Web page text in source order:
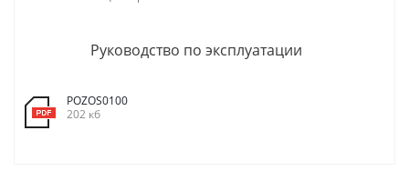
Руководство по эксплуатации
POZOS0100
202 кб